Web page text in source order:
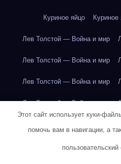
Куриное яйцо Куриное
Лев Толстой — Война и мир
Лев Толстой — Война и мир
Лев Толстой — Война и мир
Лев Толстой — Война и мир
Лев Толстой — Война и мир
Этот сайт использует куки-
помочь вам в навигации, а
пользовательский